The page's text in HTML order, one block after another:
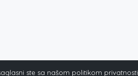
ste sa našom politikom privatnosti